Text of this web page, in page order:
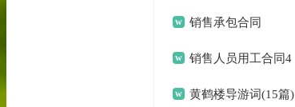
销售承包合同
销售人员用工合同4
篇 黄鹤楼导游词(15篇)